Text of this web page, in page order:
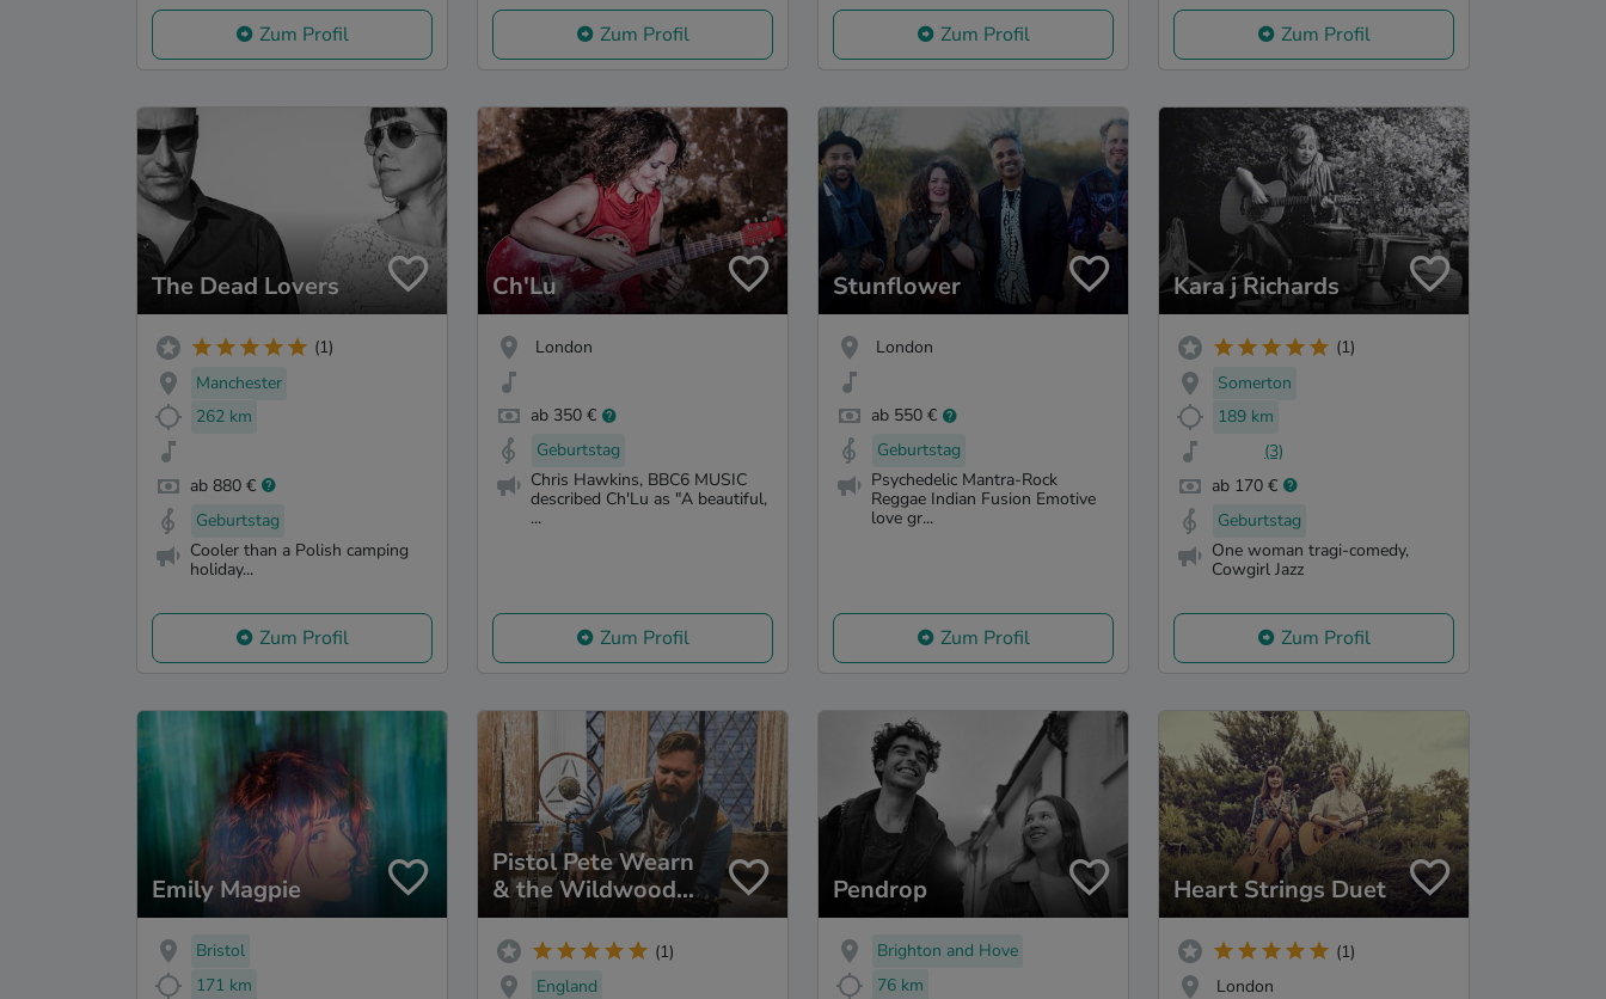
Zum Profil Zum Profil Zum Profil Zum Profil
The Dead Lovers
(1)
Manchester
262 km
ab 880 €
Geburtstag
Cooler than a Polish camping
holiday...
Zum Profil
Ch'Lu
London
ab 350 €
Geburtstag
Chris Hawkins, BBC6 MUSIC
described Ch'Lu as "A beautiful,
...
Zum Profil
Stunflower
London
ab 550 €
Geburtstag
Psychedelic Mantra-Rock
Reggae Indian Fusion Emotive
love gr...
Zum Profil
Kara j Richards
(1)
Somerton
189 km
(3)
ab 170 €
Geburtstag
One woman tragi-comedy,
Cowgirl Jazz
Zum Profil
Emily Magpie
Bristol
171 km
Pistol Pete Wearn
& the Wildwood
Flowers
(1)
England
Pendrop
Brighton and Hove
76 km
Heart Strings Duet
(1)
London